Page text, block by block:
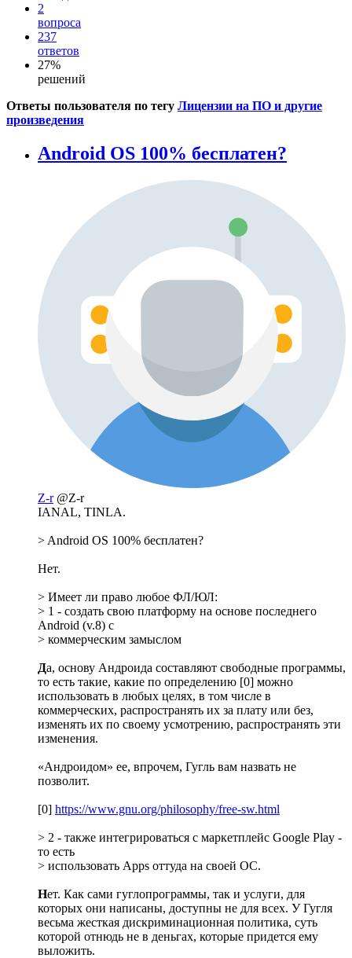
2
вопроса
237
ответов
27%
решений
Ответы пользователя по тегу Лицензии на ПО и другие
произведения
Android OS 100% бесплатен?
Z-r @Z-r
IANAL, TINLA.
> Android OS 100% бесплатен?
Нет.
> Имеет ли право любое ФЛ/ЮЛ:
> 1 - создать свою платформу на основе последнего
Android (v.8) с
> коммерческим замыслом
Да, основу Андроида составляют свободные программы,
то есть такие, какие по определению [0] можно
использовать в любых целях, в том числе в
коммерческих, распространять их за плату или без,
изменять их по своему усмотрению, распространять эти
изменения.
«Андроидом» ее, впрочем, Гугль вам назвать не
позволит.
[0] https://www.gnu.org/philosophy/free-sw.html
> 2 - также интегрироваться с маркетплейс Google Play -
то есть
> использовать Apps оттуда на своей ОС.
Нет. Как сами гуглопрограммы, так и услуги, для
которых они написаны, доступны не для всех. У Гугля
весьма жесткая дискриминационная политика, суть
которой отнюдь не в деньгах, которые придется ему
выложить.